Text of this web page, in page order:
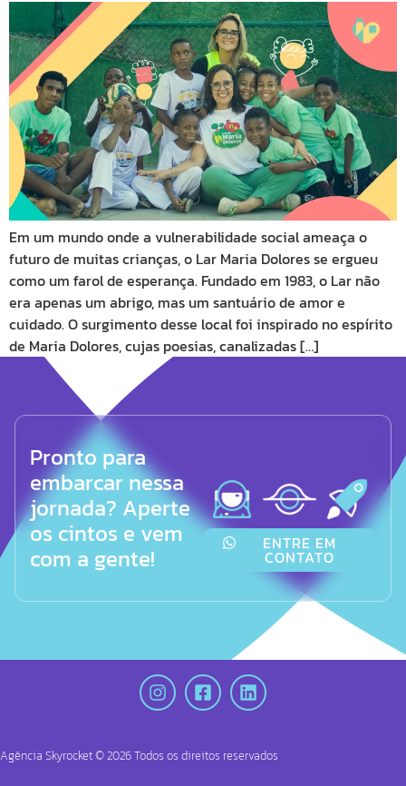
Em um mundo onde a vulnerabilidade social ameaça o
futuro de muitas crianças, o Lar Maria Dolores se ergueu
como um farol de esperança. Fundado em 1983, o Lar não
era apenas um abrigo, mas um santuário de amor e
cuidado. O surgimento desse local foi inspirado no espírito
de Maria Dolores, cujas poesias, canalizadas […]
Pronto para
embarcar nessa
jornada? Aperte
os cintos e vem
com a gente!
ENTRE EM
CONTATO
Agência Skyrocket ©2026Todos os direitos reservados